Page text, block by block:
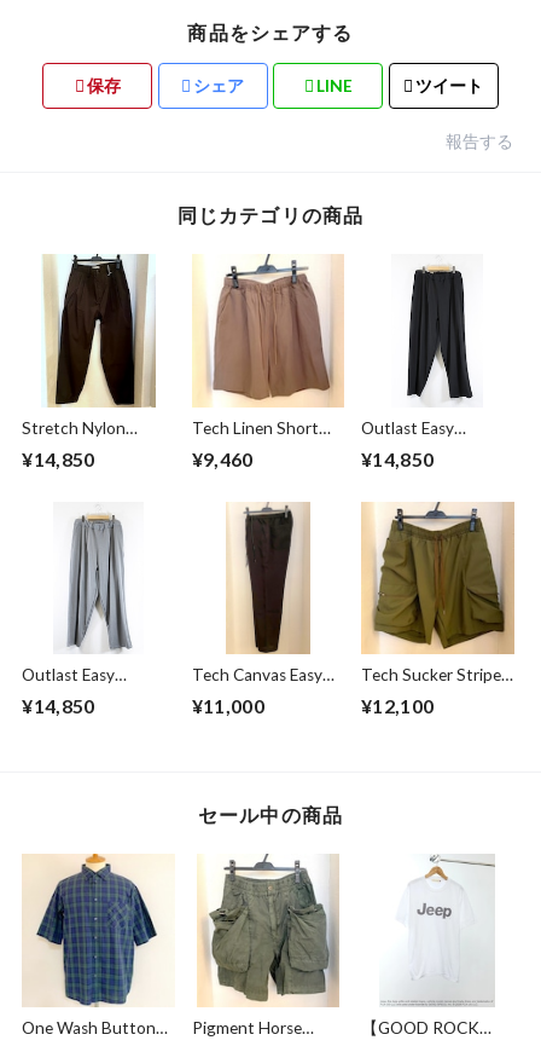
商品をシェアする
保存 シェア LINE ツイート
報告する
同じカテゴリの商品
Stretch Nylon
Shirring Tuck
Pants Khaki
¥14,850
Tech Linen Short
Pants Greige
¥9,460
Outlast Easy
Pants Black
¥14,850
Outlast Easy
Pants Gray
¥14,850
Tech Canvas Easy
Pants Black
¥11,000
Tech Sucker Stripe
Storage Cargo
Pocket Easy
¥12,100
セール中の商品
One Wash Button
Pigment Horse
【GOOD ROCK